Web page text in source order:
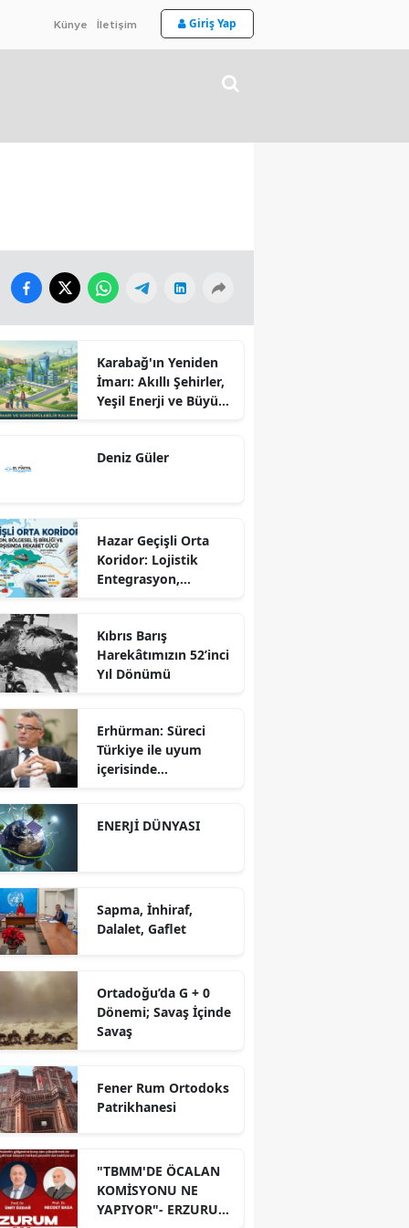
Künye İletişim Giriş Yap
Karabağ'ın Yeniden
İmarı: Akıllı Şehirler,
Yeşil Enerji ve Büyük
Sürdürülebilir
Deniz Güler
Hazar Geçişli Orta
Koridor: Lojistik
Entegrasyon,
Karşısında Rekabet
Gücü
Kıbrıs Barış
Harekâtımızın 52’inci
Yıl Dönümü
Erhürman: Süreci
Türkiye ile uyum
içerisinde
ENERJİ DÜNYASI
Sapma, İnhiraf,
Dalalet, Gaflet
Ortadoğu’da G + 0
Dönemi; Savaş İçinde
Savaş
Fener Rum Ortodoks
Patrikhanesi
"TBMM'DE ÖCALAN
KOMİSYONU NE
YAPIYOR"- ERZURUM